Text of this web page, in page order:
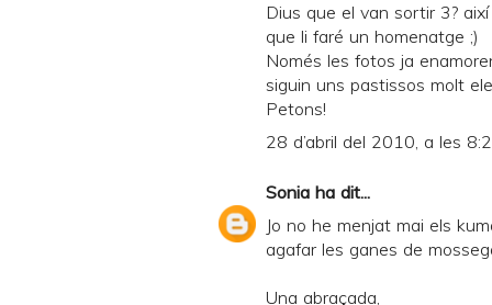
Dius que el van sortir 3?
que li faré un homenatge ;)
Només les fotos ja
siguin uns pastissos molt
Petons!
28 d’abril del 2010, a les
Sonia ha dit...
Jo no he menjat mai els
agafar les ganes de
Una abraçada,